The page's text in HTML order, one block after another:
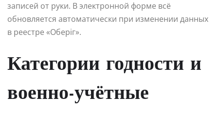
записей от руки. В электронной форме всё
обновляется автоматически при изменении данных
в реестре «Оберіг».
Категории годности и
военно-учётные